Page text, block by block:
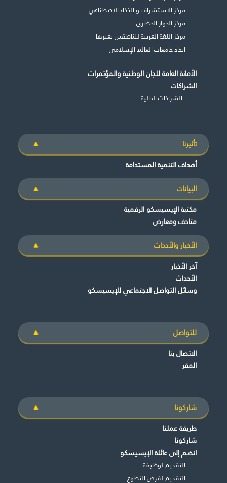
مركز الاستشراف و الذكاء الاصطناعي
مركز الحوار الحضاري
مركز اللغة العربية للناطقين بغيرها
اتحاد جامعات العالم الإسلامي
الأمانة العامة للجان الوطنية والمؤتمرات
الشراكات
الشراكات الحالية
تأثيرنا
أهداف التنمية المستدامة
البيانات
مكتبة الإيسيسكو الرقمية
متاحف ومعارض
الأخبار والأحداث
آخر الأخبار
الأحداث
وسائل التواصل الاجتماعي للإيسيسكو
للتواصل
الاتصال بنا
المقر
شاركونا
طريقة عملنا
شاركونا
انضم إلى عائلة الإيسيسكو
التقديم لوظيفة
التقديم لفرص التطوع